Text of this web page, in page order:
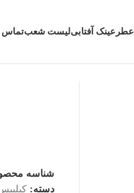
عطر عینک آفتابیلیست شعبتماس
شناسه
دسته: